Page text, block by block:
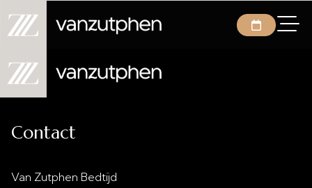
Contact
Van Zutphen Bedtijd